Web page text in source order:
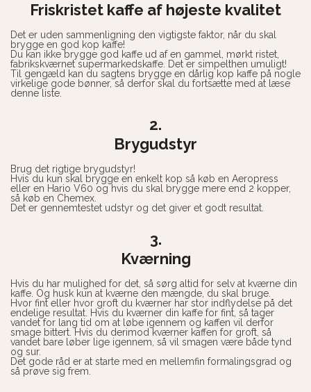
Friskristet kaffe af højeste kvalitet
Det er uden sammenligning den vigtigste faktor, når du skal
brygge en god kop kaffe!
Du kan ikke brygge god kaffe ud af en gammel, mørkt ristet,
fabrikskværnet supermarkedskaffe. Det er simpelthen umuligt!
Til gengæld kan du sagtens brygge en dårlig kop kaffe på nogle
virkelige gode bønner, så derfor skal du fortsætte med at læse
denne liste.
2.
Brygudstyr
Brug det rigtige brygudstyr!
Hvis du kun skal brygge en enkelt kop så køb en Aeropress
eller en Hario V60 og hvis du skal brygge mere end 2 kopper,
så køb en Chemex.
Det er gennemtestet udstyr og det giver et godt resultat.
3.
Kværning
Hvis du har mulighed for det, så sørg altid for selv at kværne din
kaffe. Og husk kun at kværne den mængde, du skal bruge.
Hvor fint eller hvor groft du kværner har stor indflydelse på det
endelige resultat. Hvis du kværner din kaffe for fint, så tager
vandet for lang tid om at løbe igennem og kaffen vil derfor
smage bittert. Hvis du derimod kværner kaffen for groft, så
vandet bare løber lige igennem, så vil smagen være både tynd
og sur.
Det gode råd er at starte med en mellemfin formalingsgrad og
så prøve sig frem.